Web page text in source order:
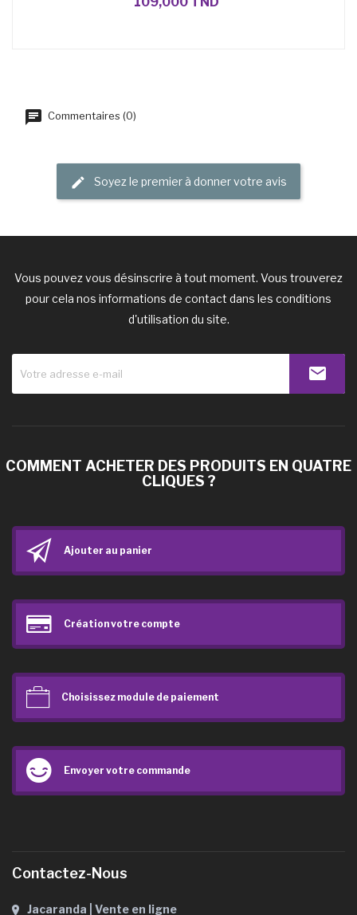
Commentaires (0)
Soyez le premier à donner votre avis
Vous pouvez vous désinscrire à tout moment. Vous trouverez
pour cela nos informations de contact dans les conditions
d'utilisation du site.
COMMENT ACHETER DES PRODUITS EN QUATRE
CLIQUES ?
Ajouter au panier
Création votre compte
Choisissez module de paiement
Envoyer votre commande
Contactez-Nous
Jacaranda | Vente en ligne